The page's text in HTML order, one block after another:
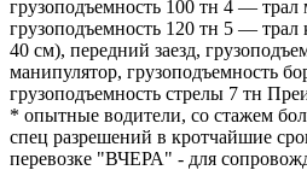
грузоподъемность 100 тн 4 — трал
грузоподъемность 120 тн 5 —
40 см), передний заезд,
манипулятор, грузоподъемность
грузоподъемность стрелы 7 тн
* опытные водители, со стажем
спец разрешений в кротчайшие
перевозке "ВЧЕРА" - для